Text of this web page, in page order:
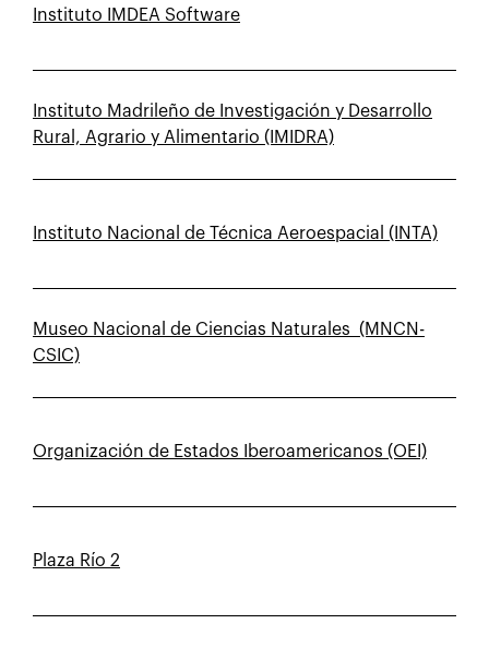
Instituto IMDEA Software
Instituto Madrileño de Investigación y Desarrollo
Rural, Agrario y Alimentario (IMIDRA)
Instituto Nacional de Técnica Aeroespacial (INTA)
Museo Nacional de Ciencias Naturales (MNCN-
CSIC)
Organización de Estados Iberoamericanos (OEI)
Plaza Río 2